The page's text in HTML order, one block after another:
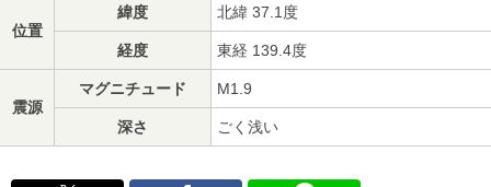
位置
緯度 北緯 37.1度
経度 東経 139.4度
震源
マグニチュード M1.9
深さ ごく浅い